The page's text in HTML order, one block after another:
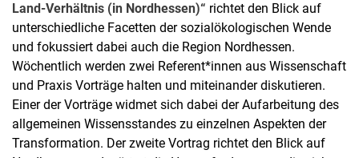
Land-Verhältnis (in Nordhessen)“ richtet den Blick auf
unterschiedliche Facetten der sozialökologischen Wende
und fokussiert dabei auch die Region Nordhessen.
Wöchentlich werden zwei Referent*innen aus Wissenschaft
und Praxis Vorträge halten und miteinander diskutieren.
Einer der Vorträge widmet sich dabei der Aufarbeitung des
allgemeinen Wissensstandes zu einzelnen Aspekten der
Transformation. Der zweite Vortrag richtet den Blick auf